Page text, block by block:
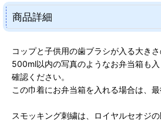
商品詳細
コップと子供用の歯ブラシが入る大きさ
500ml以内の写真のようなお弁当箱も
確認ください。
この巾着にお弁当箱を入れる場合は、
スモッキング刺繍は、ロイヤルセオジ